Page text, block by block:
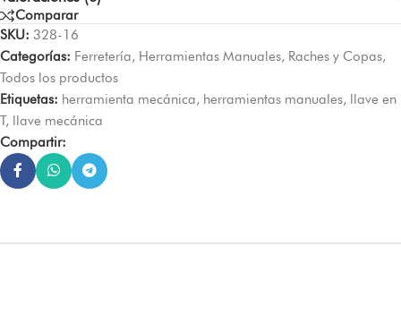
Comparar
SKU: 328-16
Categorías: Ferretería, Herramientas Manuales, Raches y Copas,
Todos los productos
Etiquetas: herramienta mecánica, herramientas manuales, llave en
T, llave mecánica
Compartir: